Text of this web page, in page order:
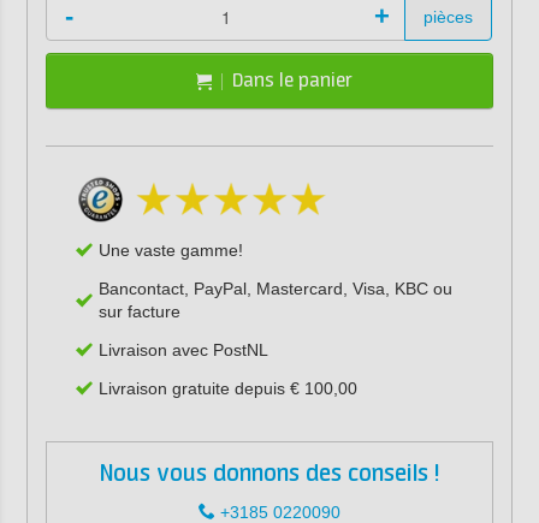
- + pièces
Dans le panier
Une vaste gamme!
Bancontact, PayPal, Mastercard, Visa, KBC ou
sur facture
Livraison avec PostNL
Livraison gratuite depuis € 100,00
Nous vous donnons des conseils !
+3185 0220090